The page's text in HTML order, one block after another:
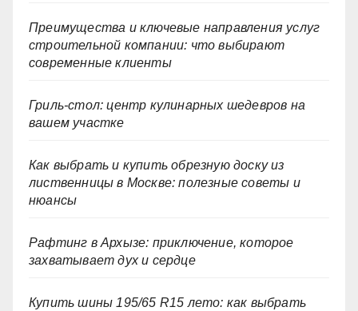
Преимущества и ключевые направления услуг
строительной компании: что выбирают
современные клиенты
Гриль-стол: центр кулинарных шедевров на
вашем участке
Как выбрать и купить обрезную доску из
лиственницы в Москве: полезные советы и
нюансы
Рафтинг в Архызе: приключение, которое
захватывает дух и сердце
Купить шины 195/65 R15 лето: как выбрать